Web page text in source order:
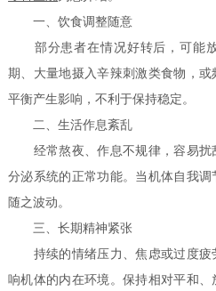
一、饮食调整随意
部分患者在情况好转后，可能放
期、大量地摄入辛辣刺激类食物，
平衡产生影响，不利于保持稳定。
二、生活作息紊乱
经常熬夜、作息不规律，容易扰
分泌系统的正常功能。当机体自我
随之波动。
三、长期精神紧张
持续的情绪压力、焦虑或过度疲
响机体的内在环境。保持相对平和